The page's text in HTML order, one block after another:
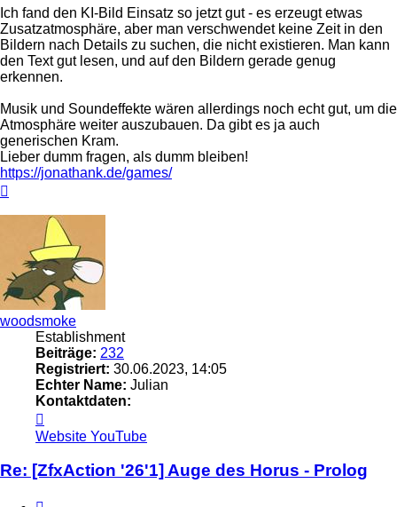
Ich fand den KI-Bild Einsatz so jetzt gut - es erzeugt etwas
Zusatzatmosphäre, aber man verschwendet keine Zeit in den
Bildern nach Details zu suchen, die nicht existieren. Man kann
den Text gut lesen, und auf den Bildern gerade genug
erkennen.
Musik und Soundeffekte wären allerdings noch echt gut, um die
Atmosphäre weiter auszubauen. Da gibt es ja auch
generischen Kram.
Lieber dumm fragen, als dumm bleiben!
https://jonathank.de/games/
woodsmoke
Establishment
Beiträge: 232
Registriert: 30.06.2023, 14:05
Echter Name: Julian
Kontaktdaten:
von
woodsmoke
Website YouTube
Re: [ZfxAction '26'1] Auge des Horus - Prolog